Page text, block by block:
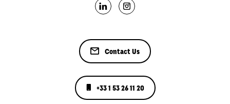
Contact Us
+33 1 53 26 11 20